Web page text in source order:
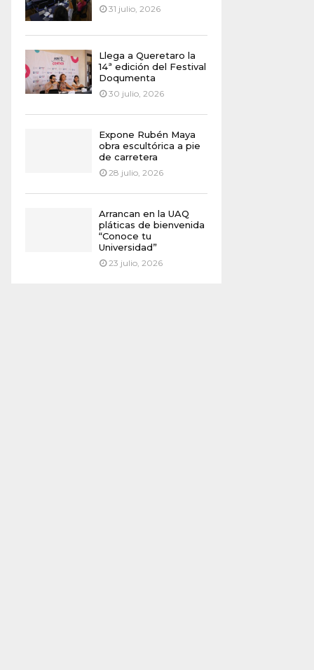
31 julio, 2026
Llega a Queretaro la
14ª edición del Festival
Doqumenta
30 julio, 2026
Expone Rubén Maya
obra escultórica a pie
de carretera
28 julio, 2026
Arrancan en la UAQ
pláticas de bienvenida
“Conoce tu
Universidad”
23 julio, 2026